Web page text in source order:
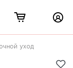
уход